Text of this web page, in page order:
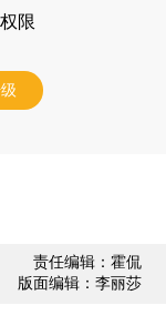
限
责任编辑：霍侃
版面编辑：李丽莎